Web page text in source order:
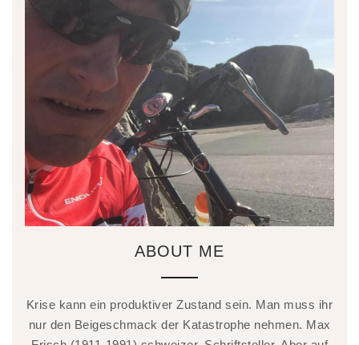
ABOUT ME
Krise kann ein produktiver Zustand sein. Man muss ihr
nur den Beigeschmack der Katastrophe nehmen. Max